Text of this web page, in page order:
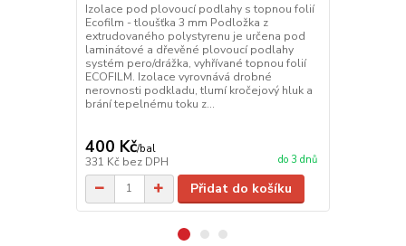
Izolace pod plovoucí podlahy s topnou folií
Ecofilm - tloušťka 3 mm Podložka z
extrudovaného polystyrenu je určena pod
laminátové a dřevěné plovoucí podlahy
systém pero/drážka, vyhřívané topnou folií
ECOFILM. Izolace vyrovnává drobné
nerovnosti podkladu, tlumí kročejový hluk a
brání tepelnému toku z...
400 Kč/bal
331 Kč bez DPH do 3 dnů
Přidat do košíku